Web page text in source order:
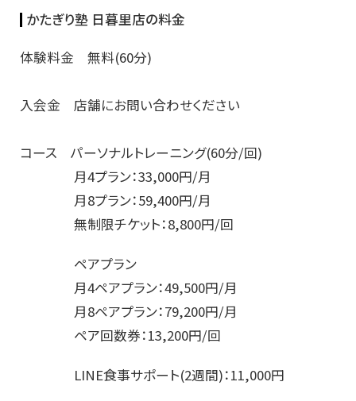
かたぎり塾 日暮里店の料金
体験料金 無料(60分)
入会金 店舗にお問い合わせください
コース パーソナルトレーニング(60分/回)
月4プラン：33,000円/月
月8プラン：59,400円/月
無制限チケット：8,800円/回
ペアプラン
月4ペアプラン：49,500円/月
月8ペアプラン：79,200円/月
ペア回数券：13,200円/回
LINE食事サポート(2週間)：11,000円